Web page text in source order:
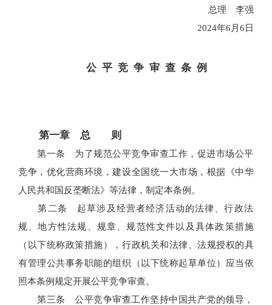
总理 李强
2024年6月6日
公 平 竞 争 审 查 条 例
第一章 总 则
第一条 为了规范公平竞争审查工作，促进市场公平
竞争，优化营商环境，建设全国统一大市场，根据《中华
人民共和国反垄断法》等法律，制定本条例。
第二条 起草涉及经营者经济活动的法律、行政法
规、地方性法规、规章、规范性文件以及具体政策措施
（以下统称政策措施），行政机关和法律、法规授权的具
有管理公共事务职能的组织（以下统称起草单位）应当依
照本条例规定开展公平竞争审查。
第三条 公平竞争审查工作坚持中国共产党的领导，